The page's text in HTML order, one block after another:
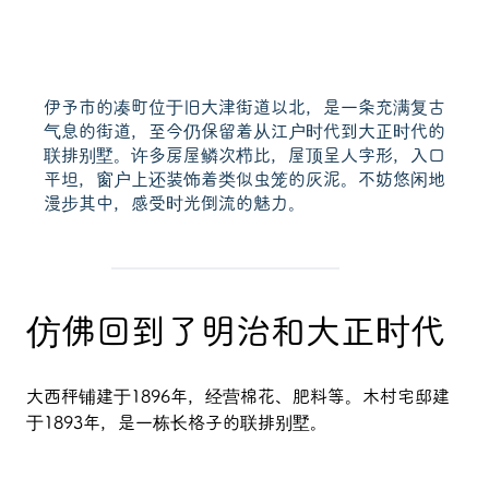
仿佛回到了明治和大正时代
大西秤铺建于1896年，经营棉花、肥料等。木村宅邸建
于1893年，是一栋长格子的联排别墅。
伊予市的凑町位于旧大津街道以北，是一条充满复古
气息的街道，至今仍保留着从江户时代到大正时代的
联排别墅。许多房屋鳞次栉比，屋顶呈人字形，入口
平坦，窗户上还装饰着类似虫笼的灰泥。不妨悠闲地
漫步其中，感受时光倒流的魅力。